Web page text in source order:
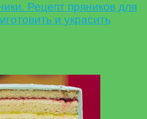
Рецепт пряников для
и украсить